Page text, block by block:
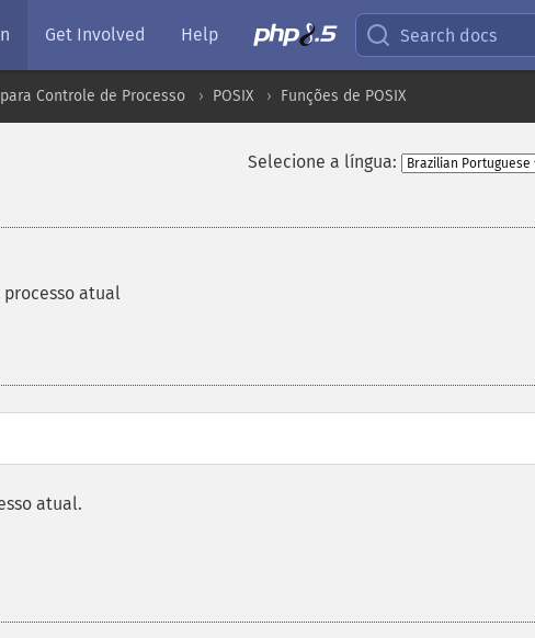
Get Involved Help Search docs
Controle de Processo POSIX Funções de POSIX
Selecione a língua:
atual
atual.